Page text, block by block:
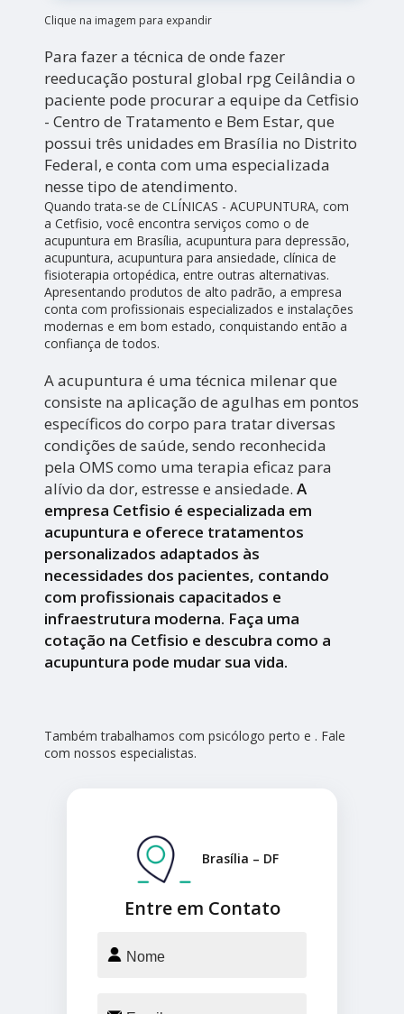
Clique na imagem para expandir
Para fazer a técnica de onde fazer
reeducação postural global rpg Ceilândia o
paciente pode procurar a equipe da Cetfisio
- Centro de Tratamento e Bem Estar, que
possui três unidades em Brasília no Distrito
Federal, e conta com uma especializada
nesse tipo de atendimento.
Quando trata-se de CLÍNICAS - ACUPUNTURA, com
a Cetfisio, você encontra serviços como o de
acupuntura em Brasília, acupuntura para depressão,
acupuntura, acupuntura para ansiedade, clínica de
fisioterapia ortopédica, entre outras alternativas.
Apresentando produtos de alto padrão, a empresa
conta com profissionais especializados e instalações
modernas e em bom estado, conquistando então a
confiança de todos.
A acupuntura é uma técnica milenar que
consiste na aplicação de agulhas em pontos
específicos do corpo para tratar diversas
condições de saúde, sendo reconhecida
pela OMS como uma terapia eficaz para
alívio da dor, estresse e ansiedade.A
empresa Cetfisio é especializada em
acupuntura e oferece tratamentos
personalizados adaptados às
necessidades dos pacientes, contando
com profissionais capacitados e
infraestrutura moderna. Faça uma
cotação na Cetfisio e descubra como a
acupuntura pode mudar sua vida.
Também trabalhamos com psicólogo perto e . Fale
com nossos especialistas.
Entre em Contato
Brasília – DF